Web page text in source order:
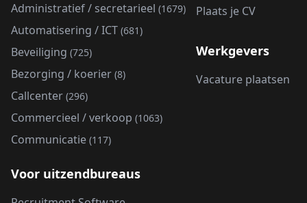
Administratief / secretarieel (1679)
Automatisering / ICT (681)
Beveiliging (725)
Bezorging / koerier (8)
Callcenter (296)
Commercieel / verkoop (1063)
Communicatie (117)
Plaats je CV
Werkgevers
Vacature plaatsen
Voor uitzendbureaus